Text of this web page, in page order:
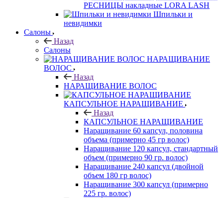
РЕСНИЦЫ накладные LORA LASH
Шпильки и
невидимки
Салоны
Назад
Салоны
НАРАЩИВАНИЕ
ВОЛОС
Назад
НАРАЩИВАНИЕ ВОЛОС
КАПСУЛЬНОЕ НАРАЩИВАНИЕ
Назад
КАПСУЛЬНОЕ НАРАЩИВАНИЕ
Наращивание 60 капсул, половина
объема (примерно 45 гр волос)
Наращивание 120 капсул, стандартный
объем (примерно 90 гр. волос)
Наращивание 240 капсул (двойной
объем 180 гр волос)
Наращивание 300 капсул (примерно
225 гр. волос)